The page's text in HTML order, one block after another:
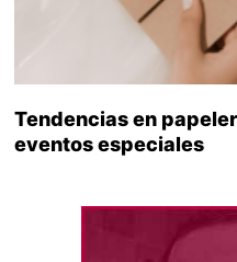
Tendencias en
eventos especiales